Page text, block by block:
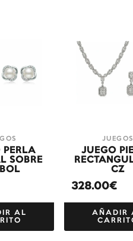
PERLA
SOBRE
AL
JUEGOS
JUEGO
CZ
328.00€
AÑADIR